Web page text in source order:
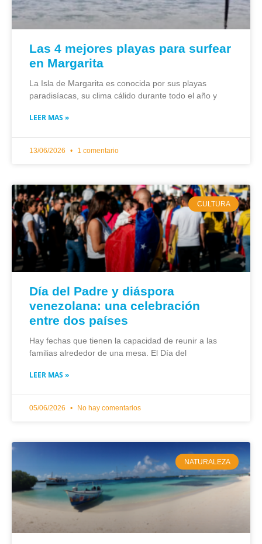
Las 4 mejores playas para surfear
en Margarita
La Isla de Margarita es conocida por sus playas
paradisíacas, su clima cálido durante todo el año y
LEER MAS »
13/06/2026 1 comentario
CULTURA
Día del Padre y diáspora
venezolana: una celebración
entre dos países
Hay fechas que tienen la capacidad de reunir a las
familias alrededor de una mesa. El Día del
LEER MAS »
05/06/2026 No hay comentarios
NATURALEZA